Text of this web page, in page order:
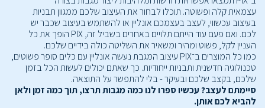
עצמאית קלה ופשוטה. תוכלו לבחור את העיצוב שלכם ממגוון תבניות
בעיצוב עכשווי, לעצב בעצמכם אונליין או להשתמש בעיצוב שכבר יש
לכם. ואם פעם עוד הייתם תלויים באחרים בשביל זה, PIX הופך את כל
העניין לקל, פשוט ומהיר ומשאיר את השליטה כולה בידיים שלכם.
כמו כל המוצרים ב־PIX עיצוב המגבת נעשה אונליין עם כלים סופר פשוטים,
טכנולוגיה חדשנית ותבניות ייחודיות. כך שאתם יכולים לעשות הכל בזמן
שלכם, בקצב שלכם ובעיקר - בלי להתפשר על התוצאה.
סיימתם לעצב? עכשיו ספרו לנו כמה מגבות תרצו, תוך כמה זמן ולאן
להביא לכם אותן.